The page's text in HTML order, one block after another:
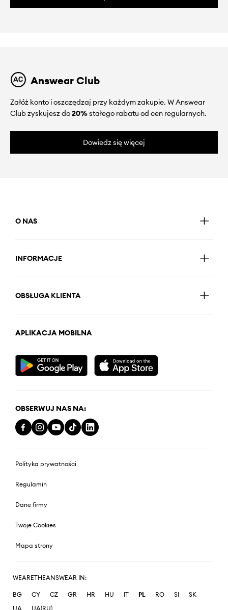
Answear Club
Załóż konto i oszczędzaj przy każdym zakupie. W Answear
Club zyskujesz do20%stałego rabatu od cen regularnych.
Dowiedz się więcej
O NAS
INFORMACJE
OBSŁUGA KLIENTA
APLIKACJA MOBILNA
OBSERWUJ NAS NA:
Polityka prywatności
Regulamin
Dane firmy
Twoje Cookies
Mapa strony
WEARETHEANSWEAR IN:
BG CY CZ GR HR HU IT PL RO SI
SK
UA
UA(RU)